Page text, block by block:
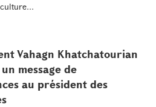
Vahagn Khatchatourian
message de
au président des